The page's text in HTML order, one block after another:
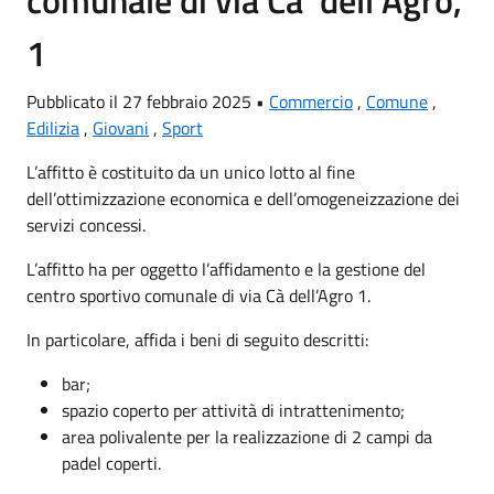
1
Pubblicato il 27 febbraio 2025 • Commercio, Comune,
Edilizia, Giovani , Sport
L’affitto è costituito da un unico lotto al fine
dell’ottimizzazione economica e dell’omogeneizzazione dei
servizi concessi.
L’affitto ha per oggetto l’affidamento e la gestione del
centro sportivo comunale di via Cà dell’Agro 1.
In particolare, affida i beni di seguito descritti:
bar;
spazio coperto per attività di intrattenimento;
area polivalente per la realizzazione di 2 campi da
padel coperti.